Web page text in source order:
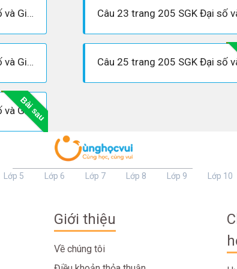
Câu 21 trang 204 SGK Đại số và Giải tích 11 Nâng cao
Câu 24 trang 205 SGK Đại số và Giải tích 11 Nâng cao
Bài sau
Câu 27 trang 206 SGK Đại số và Giải tích 11 Nâng cao
Lớp 5 Lớp 6 Lớp 7 Lớp 8 Lớp 9 Lớp 10
Giới thiệu
Về chúng tôi